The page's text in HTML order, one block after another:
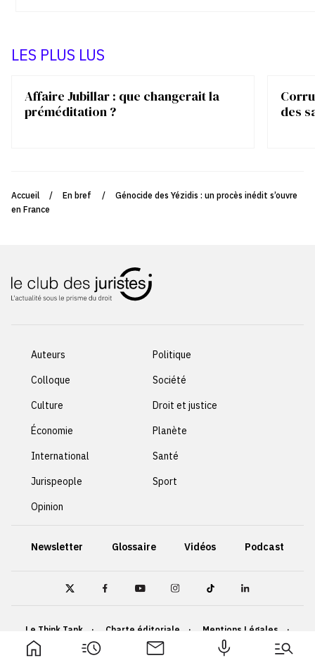
LES PLUS LUS
Affaire Jubillar : que changerait la
préméditation ?
des
Accueil / En bref /
Génocide des Yézidis : un procès inédit s’ouvre
en France
Auteurs
Colloque
Culture
Économie
International
Jurispeople
Opinion
Politique
Société
Droit et justice
Planète
Santé
Sport
Newsletter Glossaire Vidéos Podcast
Le Think Tank Charte éditoriale
Mentions Légales
Politique de confidentialité
Cookies